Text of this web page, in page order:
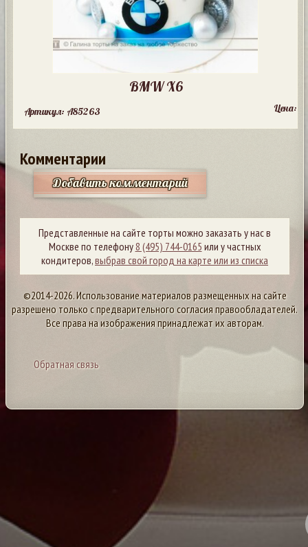
BMW X6
Артикул: A85263 Цена:
Комментарии
Добавить комментарий
Представленные на сайте торты можно заказать у нас в
Москве по телефону8 (495) 744-0165 или у частных
кондитеров,выбрав свой город на карте или из списка
©2014-2026. Использование материалов размещенных на сайте
разрешено только с предварительного согласия правообладателей.
Все права на изображения принадлежат их авторам.
Обратная связь